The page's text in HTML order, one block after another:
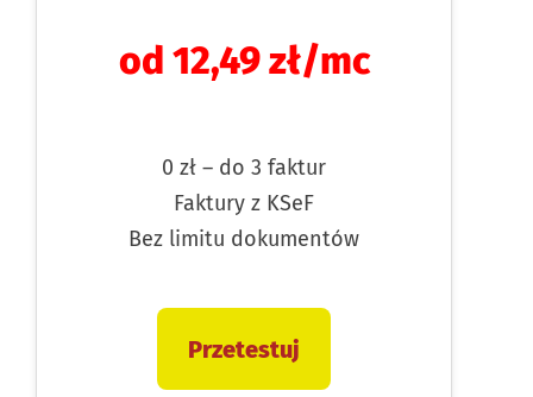
od 12,49 zł/mc
0 zł – do 3 faktur
Faktury z KSeF
Bez limitu dokumentów
Przetestuj